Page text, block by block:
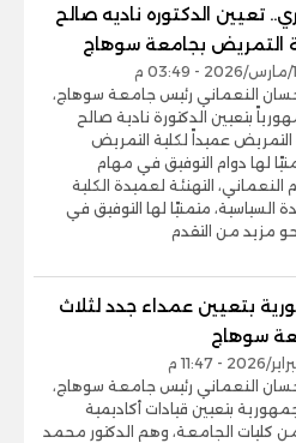
تعيين الدكتوره ناديه صالح
التمريض بجامعة سوهاج
حسان النعماني رئيس جامعة سوهاج،
بتعيين الدكتورة نادية صالح
التمريض عميداً لكلية التمريض
لها دوام التوفيق في مهام
التهنئة لعميدة الكلية
السياسية، متمنيًا لها التوفيق في
مزيد من التقدم
بتعيين عمداء جدد لثلاث
سوهاج
حسان النعماني رئيس جامعة سوهاج،
بتعيين قيادات أكاديمية
كليات الجامعة، وهم الدكتور محمد